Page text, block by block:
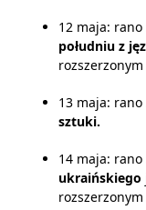
12 maja: rano
południu z
13 maja: rano
sztuki.
14 maja: rano
ukraińskiego